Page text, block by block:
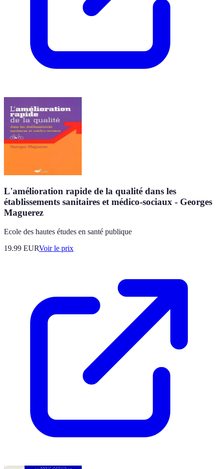
L'amélioration rapide de la qualité dans les
établissements sanitaires et médico-sociaux - Georges
Maguerez
Ecole des hautes études en santé publique
19.99 EURVoir le prix